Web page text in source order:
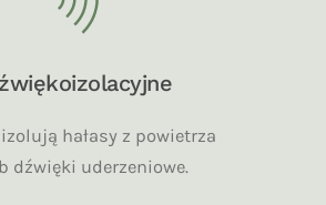
hałasy z powietrza
dźwięki uderzeniowe.